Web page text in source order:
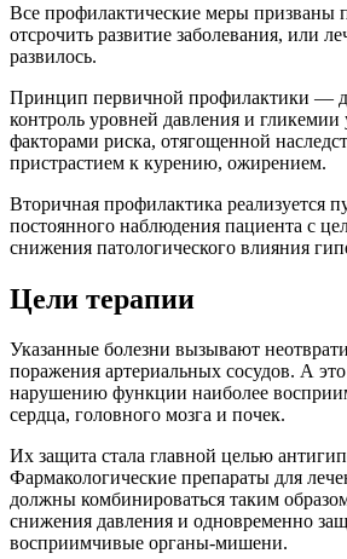
Все профилактические меры призваны
отсрочить развитие заболевания, или
развилось.
Принцип первичной профилактики —
контроль уровней давления и гликемии
факторами риска, отягощенной
пристрастием к курению, ожирением.
Вторичная профилактика реализуется
постоянного наблюдения пациента с
снижения патологического влияния
Цели терапии
Указанные болезни вызывают
поражения артериальных сосудов. А
нарушению функции наиболее
сердца, головного мозга и почек.
Их защита стала главной целью
Фармакологические препараты для
должны комбинироваться таким
снижения давления и одновременно
восприимчивые органы-мишени.